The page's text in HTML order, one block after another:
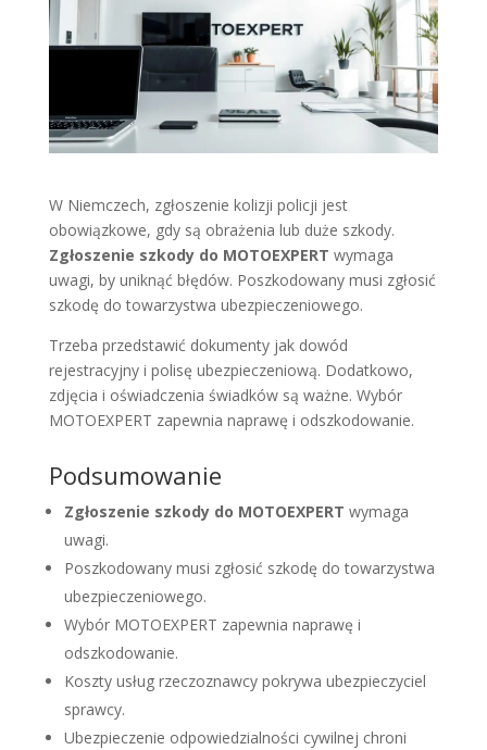
W Niemczech, zgłoszenie kolizji policji jest
obowiązkowe, gdy są obrażenia lub duże szkody.
Zgłoszenie szkody do MOTOEXPERT wymaga
uwagi, by uniknąć błędów. Poszkodowany musi zgłosić
szkodę do towarzystwa ubezpieczeniowego.
Trzeba przedstawić dokumenty jak dowód
rejestracyjny i polisę ubezpieczeniową. Dodatkowo,
zdjęcia i oświadczenia świadków są ważne. Wybór
MOTOEXPERT zapewnia naprawę i odszkodowanie.
Podsumowanie
Zgłoszenie szkody do MOTOEXPERT wymaga
uwagi.
Poszkodowany musi zgłosić szkodę do towarzystwa
ubezpieczeniowego.
Wybór MOTOEXPERT zapewnia naprawę i
odszkodowanie.
Koszty usług rzeczoznawcy pokrywa ubezpieczyciel
sprawcy.
Ubezpieczenie odpowiedzialności cywilnej chroni